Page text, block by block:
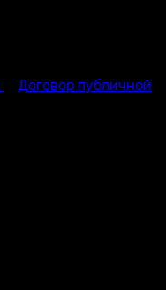
Договор публичной